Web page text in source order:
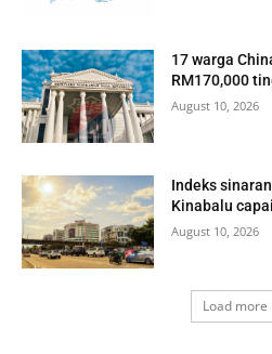
17 warga
RM170,000
August 10, 2026
Indeks
Kinabalu
August 10, 2026
Load more